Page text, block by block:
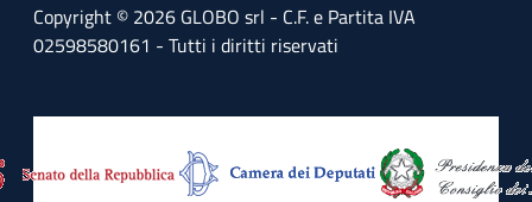
Copyright © 2026 GLOBO srl - C.F. e Partita IVA
02598580161 - Tutti i diritti riservati